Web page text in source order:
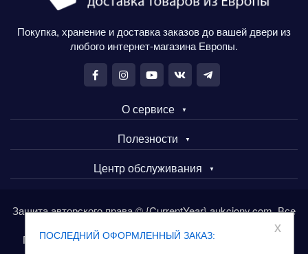
ПОСЛЕДНИЙ ОФОРМЛЕННЫЙ ЗАКАЗ:
x
Покупка, хранение и доставка заказов до вашей двери из
любого интернет-магазина Европы.
О сервисе
Полезности
Центр обслуживания
Защита авторского права © {CurrentYear} aukciony.com. Все
Покупайте товары в Европе через сервис aukciony.com